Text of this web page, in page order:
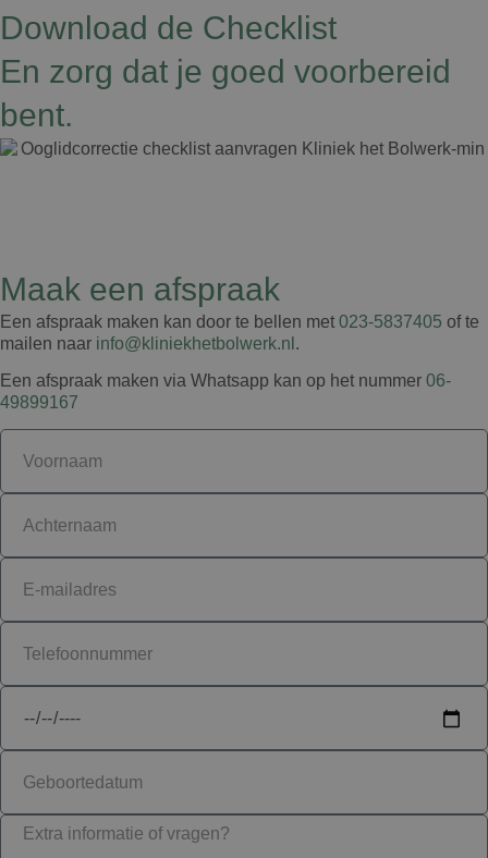
Download de Checklist
En zorg dat je goed voorbereid
bent.
Maak een afspraak
Een afspraak maken kan door te bellen met 023-5837405 of te
mailen naar info@kliniekhetbolwerk.nl .
Een afspraak maken via Whatsapp kan op het nummer 06-
49899167